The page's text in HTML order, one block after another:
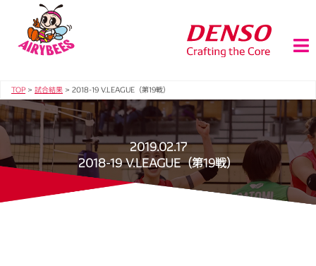
TOP > 試合結果 > 2018-19 V.LEAGUE（第19戦）
2019.02.17
2018-19 V.LEAGUE（第19戦）